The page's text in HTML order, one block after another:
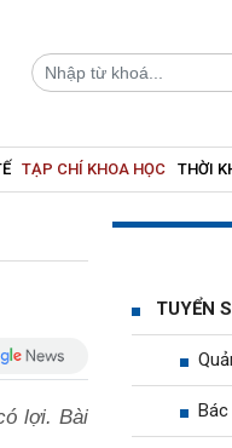
TẠP CHÍ KHOA HỌC THỜI
lợi. Bài
TUYỂN